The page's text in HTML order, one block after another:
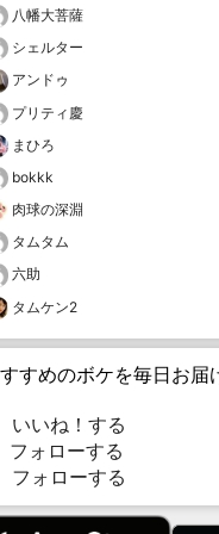
八幡大菩薩
シェルター
アンドゥ
プリティ慶
まひろ
bokkk
肉球の深淵
タムタム
六助
タムケン2
すめのボケを毎日お届
いいね！する
ォローする
フォローする